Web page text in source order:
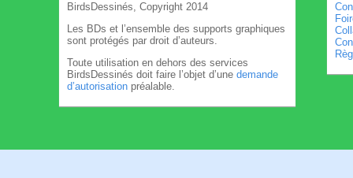
BirdsDessinés, Copyright 2014
Les BDs et l’ensemble des supports graphiques
sont protégés par droit d’auteurs.
Toute utilisation en dehors des services
BirdsDessinés doit faire l’objet d’une demande
d’autorisation préalable.